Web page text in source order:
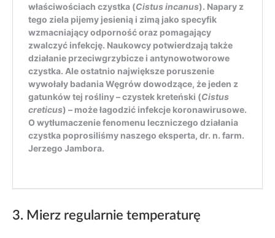
3. Mierz regularnie temperaturę